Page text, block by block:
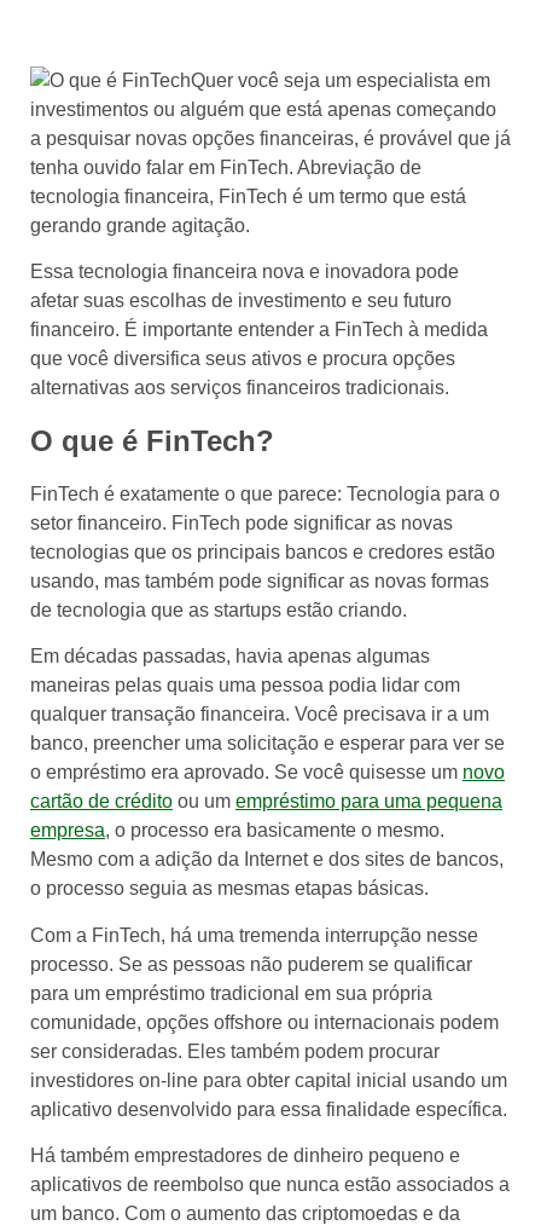
Quer você seja um especialista em
investimentos ou alguém que está apenas começando
a pesquisar novas opções financeiras, é provável que já
tenha ouvido falar em FinTech. Abreviação de
tecnologia financeira, FinTech é um termo que está
gerando grande agitação.
Essa tecnologia financeira nova e inovadora pode
afetar suas escolhas de investimento e seu futuro
financeiro. É importante entender a FinTech à medida
que você diversifica seus ativos e procura opções
alternativas aos serviços financeiros tradicionais.
O que é FinTech?
FinTech é exatamente o que parece: Tecnologia para o
setor financeiro. FinTech pode significar as novas
tecnologias que os principais bancos e credores estão
usando, mas também pode significar as novas formas
de tecnologia que as startups estão criando.
Em décadas passadas, havia apenas algumas
maneiras pelas quais uma pessoa podia lidar com
qualquer transação financeira. Você precisava ir a um
banco, preencher uma solicitação e esperar para ver se
o empréstimo era aprovado. Se você quisesse um novo
cartão de crédito ou um empréstimo para uma pequena
empresa, o processo era basicamente o mesmo.
Mesmo com a adição da Internet e dos sites de bancos,
o processo seguia as mesmas etapas básicas.
Com a FinTech, há uma tremenda interrupção nesse
processo. Se as pessoas não puderem se qualificar
para um empréstimo tradicional em sua própria
comunidade, opções offshore ou internacionais podem
ser consideradas. Eles também podem procurar
investidores on-line para obter capital inicial usando um
aplicativo desenvolvido para essa finalidade específica.
Há também emprestadores de dinheiro pequeno e
aplicativos de reembolso que nunca estão associados a
um banco. Com o aumento das criptomoedas e da